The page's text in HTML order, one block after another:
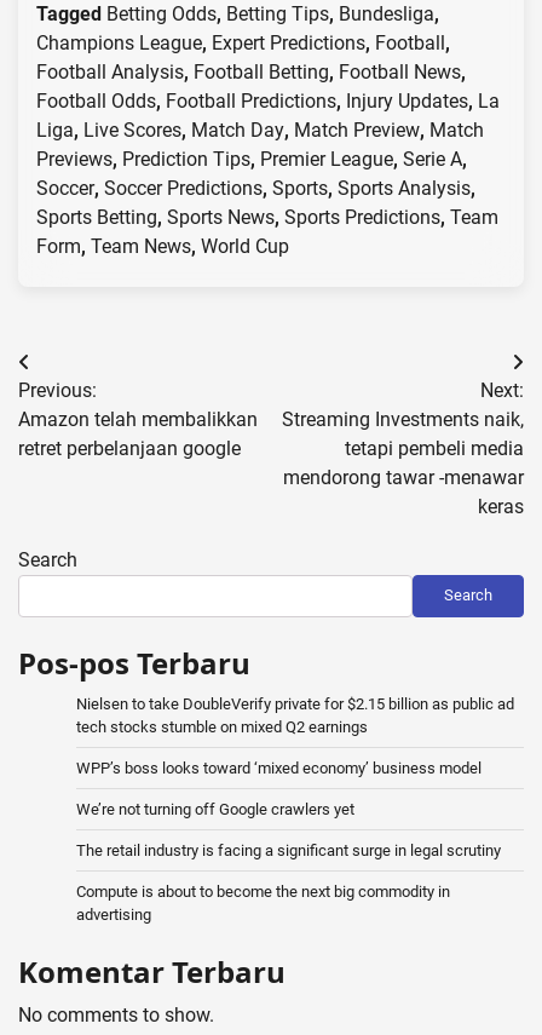
Tagged Betting Odds, Betting Tips, Bundesliga,
Champions League, Expert Predictions, Football,
Football Analysis, Football Betting, Football News,
Football Odds, Football Predictions, Injury Updates, La
Liga, Live Scores, Match Day, Match Preview, Match
Previews, Prediction Tips, Premier League, Serie A,
Soccer, Soccer Predictions, Sports, Sports Analysis,
Sports Betting, Sports News, Sports Predictions, Team
Form, Team News, World Cup
Post
navigation
Previous:
Amazon telah membalikkan
retret perbelanjaan google
Next:
Streaming Investments naik,
tetapi pembeli media
mendorong tawar -menawar
keras
Search
Search
Pos-pos Terbaru
Nielsen to take DoubleVerify private for $2.15 billion as public ad
tech stocks stumble on mixed Q2 earnings
WPP’s boss looks toward ‘mixed economy’ business model
We’re not turning off Google crawlers yet
The retail industry is facing a significant surge in legal scrutiny
Compute is about to become the next big commodity in
advertising
Komentar Terbaru
No comments to show.